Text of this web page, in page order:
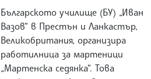
Българското училище (БУ) „Иван
Вазов“ в Престън и Ланкастър,
Великобритания, организира
работилница за мартеници
„Мартенска седянка“. Това